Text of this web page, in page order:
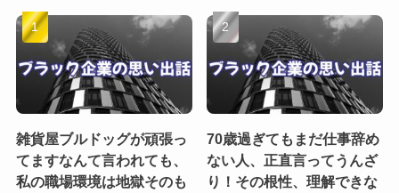
雑貨屋ブルドッグが頑張っ
てますなんて言われても、
私の職場環境は地獄そのも
70歳過ぎてもまだ仕事辞め
ない人、正直言ってうんざ
り！その根性、理解できな